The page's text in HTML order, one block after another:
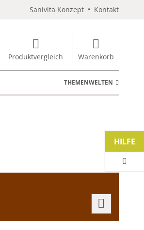
Sanivita Konzept • Kontakt
Produktvergleich Warenkorb
THEMENWELTEN
HILFE